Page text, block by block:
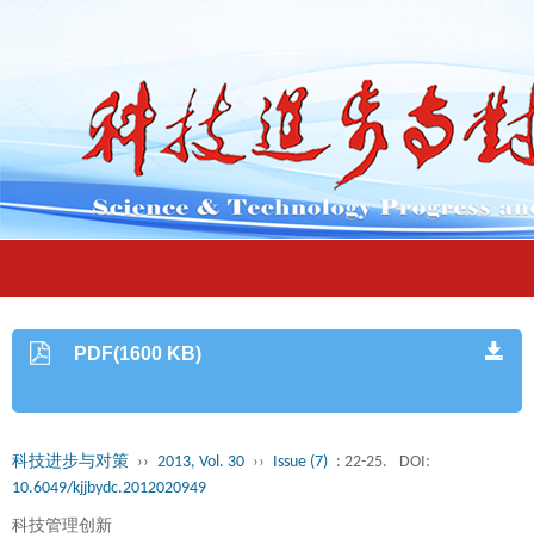
PDF(1600 KB)
科技进步与对策 ›› 2013, Vol. 30 ›› Issue (7) : 22-25.
DOI:
10.6049/kjjbydc.2012020949
科技管理创新